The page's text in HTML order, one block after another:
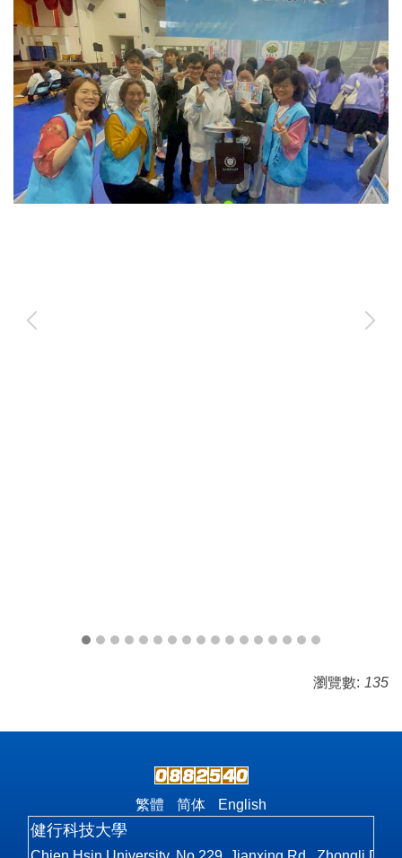
瀏覽數: 135
繁體 简体 English
健行科技大學